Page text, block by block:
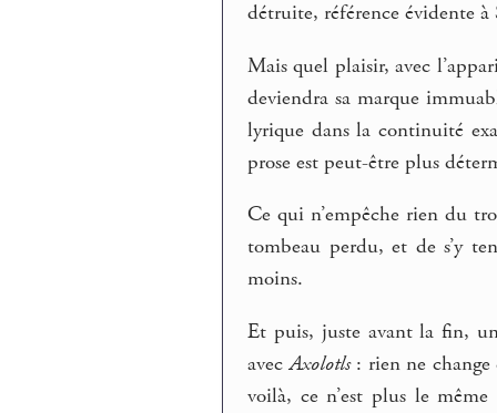
détruite, référence évidente
Mais quel plaisir, avec
deviendra sa marque
lyrique dans la continuité
prose est peut-être plus
Ce qui n’empêche rien du
tombeau perdu, et de s’y
moins.
Et puis, juste avant la fin,
avecAxolotls: rien ne change
voilà, ce n’est plus le